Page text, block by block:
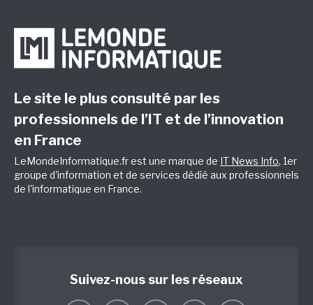
Le site le plus consulté par les
professionnels de l’IT et de l’innovation
en France
LeMondeInformatique.fr est une marque de IT News Info, 1er
groupe d'information et de services dédié aux professionnels
de l'informatique en France.
Suivez-nous sur les réseaux